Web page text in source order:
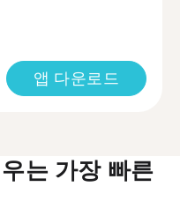
앱 다운로드
는 가장 빠른